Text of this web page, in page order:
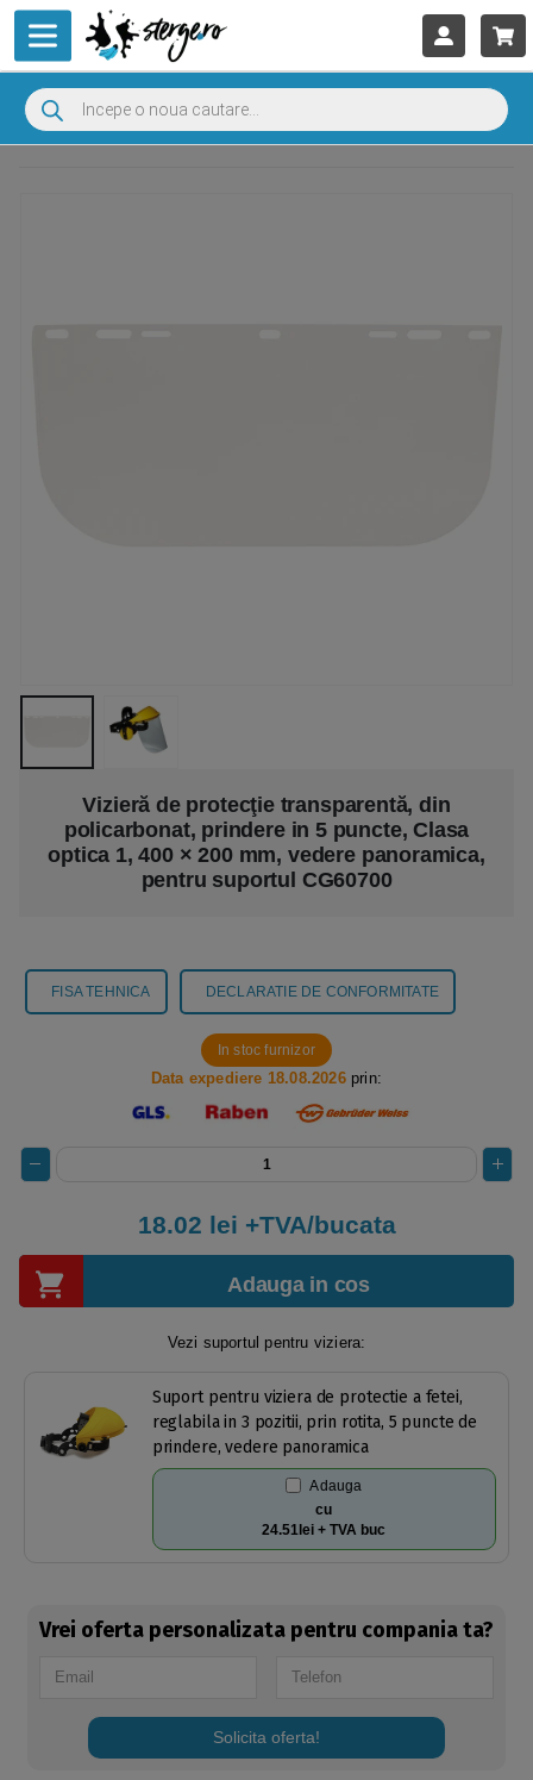
Vizieră de protecţie transparentă, din
policarbonat, prindere in 5 puncte, Clasa
optica 1, 400 × 200 mm, vedere panoramica,
pentru suportul CG60700
FISA TEHNICA DECLARATIE DE CONFORMITATE
In stoc furnizor
Data expediere 18.08.2026prin:
18.02 lei +TVA/bucata
Adauga in cos
Vezi suportul pentru viziera:
Suport pentru viziera de protectie a fetei,
reglabila in 3 pozitii, prin rotita, 5 puncte de
prindere, vedere panoramica
Adauga
cu
24.51lei + TVA buc
Vrei oferta personalizata pentru compania ta?
Solicita oferta!